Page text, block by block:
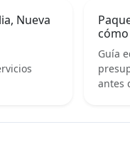
Nueva
Guía
antes